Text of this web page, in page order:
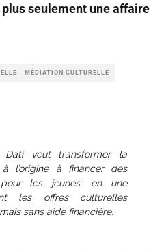
seulement une affaire
- MÉDIATION CULTURELLE
Dati veut transformer la
l’origine à financer des
les jeunes, en une
les offres culturelles
sans aide financière.